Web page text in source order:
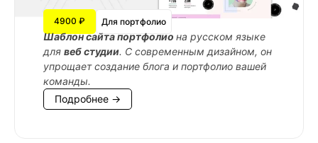
4900 ₽ Для портфолио
Шаблон сайта портфолио на русском языке
для веб студии. С современным дизайном, он
упрощает создание блога и портфолио вашей
команды.
Подробнее →